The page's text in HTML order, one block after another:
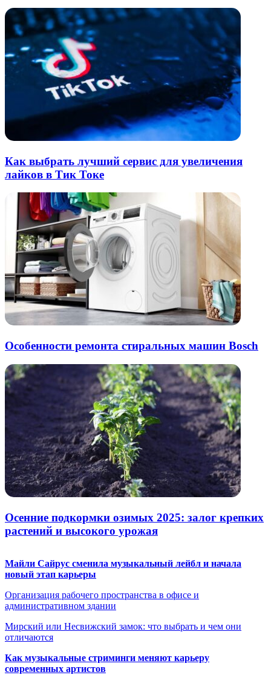
Как выбрать лучший сервис для увеличения
лайков в Тик Токе
Особенности ремонта стиральных машин Bosch
Осенние подкормки озимых 2025: залог крепких
растений и высокого урожая
Майли Сайрус сменила музыкальный лейбл и начала
новый этап карьеры
Организация рабочего пространства в офисе и
административном здании
Мирский или Несвижский замок: что выбрать и чем они
отличаются
Как музыкальные стриминги меняют карьеру
современных артистов